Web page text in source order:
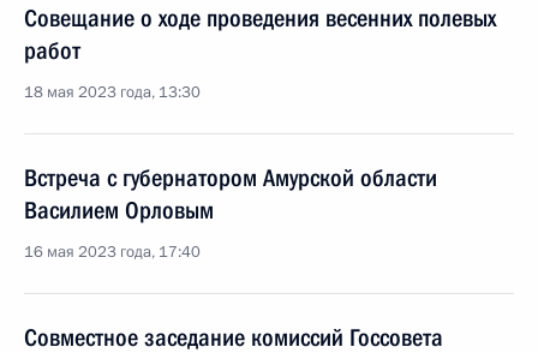
Совещание о ходе проведения весенних полевых
работ
18 мая 2023 года, 13:30
Встреча с губернатором Амурской области
Василием Орловым
16 мая 2023 года, 17:40
Совместное заседание комиссий Госсовета